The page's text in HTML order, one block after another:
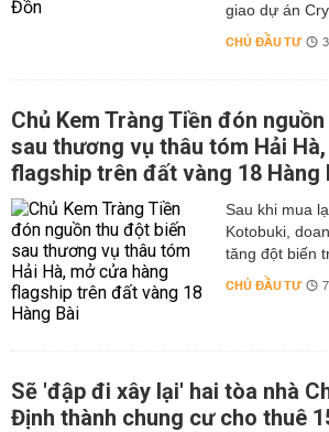
giao dự án
CHỦ ĐẦU TƯ
Chủ Kem Tràng Tiền đón
sau thương vụ thâu tóm Hải
flagship trên đất vàng 18 Hàng
Sau khi mua
Kotobuki,
tăng đột biến
CHỦ ĐẦU TƯ
Sẽ 'đập đi xây lại' hai tòa nhà
Định thành chung cư cho thuê